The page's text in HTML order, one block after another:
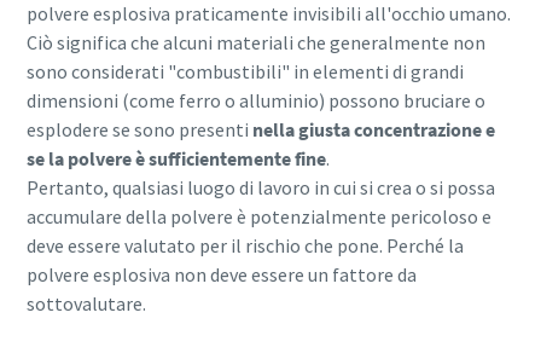
Tutto ciò che devi sapere sul tuo processo di
trasporto pneumatico
Scopri come creare un processo di trasporto pneumatico
più efficiente.
Per saperne di più
polvere esplosiva praticamente invisibili all'occhio umano.
Ciò significa che alcuni materiali che generalmente non
sono considerati "combustibili" in elementi di grandi
dimensioni (come ferro o alluminio) possono bruciare o
esplodere se sono presenti nella giusta concentrazione e
se la polvere è sufficientemente fine.
Pertanto, qualsiasi luogo di lavoro in cui si crea o si possa
accumulare della polvere è potenzialmente pericoloso e
deve essere valutato per il rischio che pone. Perché la
polvere esplosiva non deve essere un fattore da
sottovalutare.